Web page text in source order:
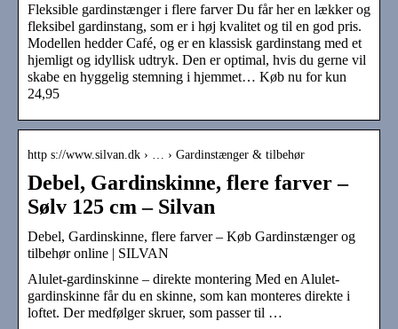
Fleksible gardinstænger i flere farver Du får her en lækker og
fleksibel gardinstang, som er i høj kvalitet og til en god pris.
Modellen hedder Café, og er en klassisk gardinstang med et
hjemligt og idyllisk udtryk. Den er optimal, hvis du gerne vil
skabe en hyggelig stemning i hjemmet… Køb nu for kun
24,95
http s://www.silvan.dk › … › Gardinstænger & tilbehør
Debel, Gardinskinne, flere farver –
Sølv 125 cm – Silvan
Debel, Gardinskinne, flere farver – Køb Gardinstænger og
tilbehør online | SILVAN
Alulet-gardinskinne – direkte montering Med en Alulet-
gardinskinne får du en skinne, som kan monteres direkte i
loftet. Der medfølger skruer, som passer til …